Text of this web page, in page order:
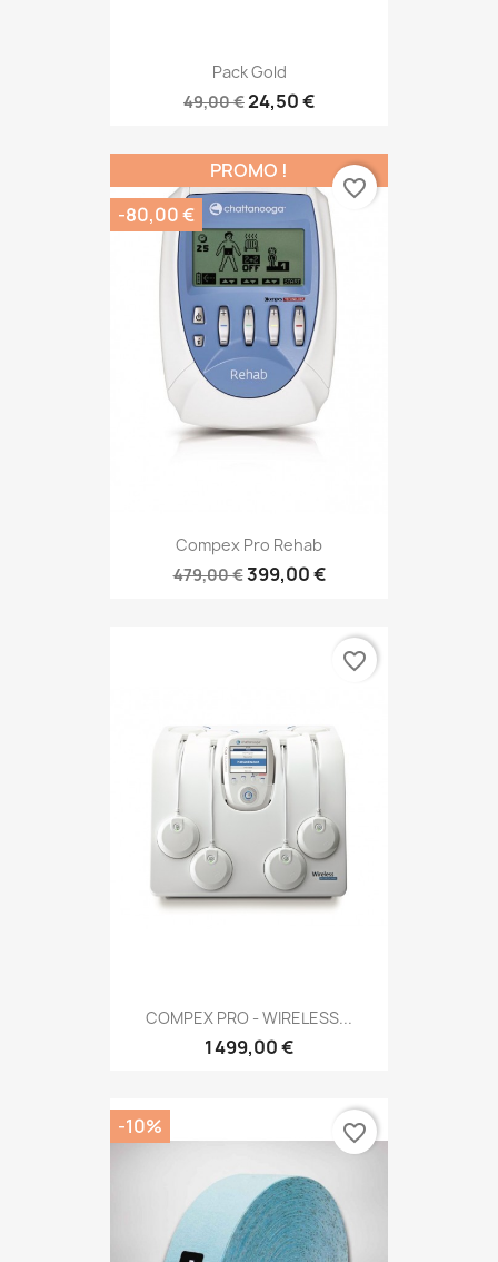
Pack Gold
49,00 €24,50 €
Compex Pro Rehab
479,00 €399,00 €
PROMO !
-80,00 €
favorite_border
COMPEX PRO - WIRELESS...
1 499,00 €
favorite_border
-10% favorite_border